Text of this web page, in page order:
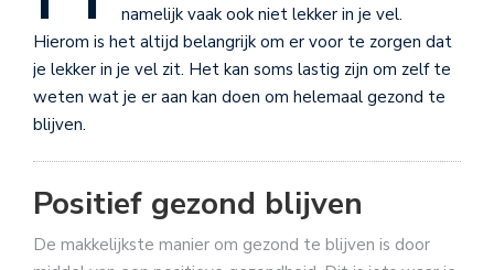
namelijk vaak ook niet lekker in je vel.
Hierom is het altijd belangrijk om er voor te zorgen dat
je lekker in je vel zit. Het kan soms lastig zijn om zelf te
weten wat je er aan kan doen om helemaal gezond te
blijven.
Positief gezond blijven
De makkelijkste manier om gezond te blijven is door